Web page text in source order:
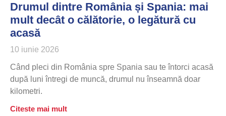
Drumul dintre România și Spania: mai
mult decât o călătorie, o legătură cu
acasă
10 iunie 2026
Când pleci din România spre Spania sau te întorci acasă
după luni întregi de muncă, drumul nu înseamnă doar
kilometri.
Citeste mai mult